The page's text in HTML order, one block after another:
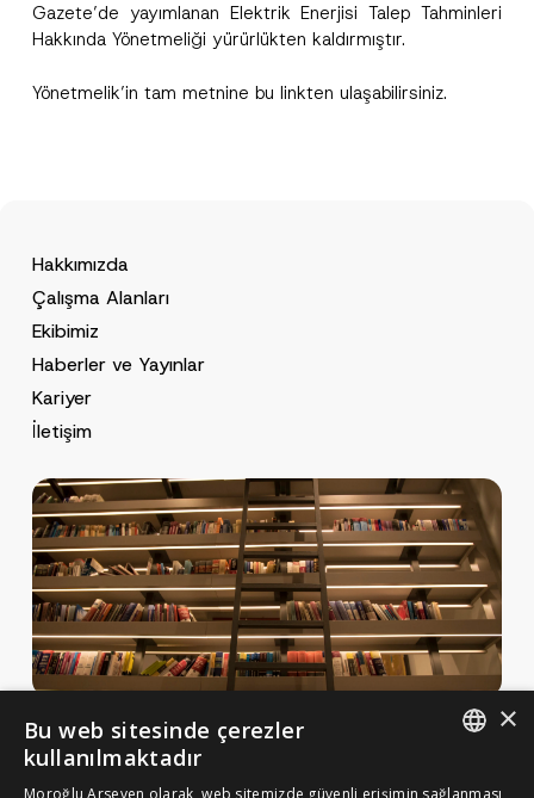
Gazete’de yayımlanan Elektrik Enerjisi Talep Tahminleri
Hakkında Yönetmeliği yürürlükten kaldırmıştır.
Yönetmelik’in tam metnine bu linkten ulaşabilirsiniz.
Hakkımızda
Çalışma Alanları
Ekibimiz
Haberler ve Yayınlar
Kariyer
İletişim
Haberler ve Yayınlar
t
i
*
v
e
GÖNDER
×
Bu web sitesinde çerezler
kullanılmaktadır
Moroğlu Arseven olarak, web sitemizde güvenli erişimin sağlanması,